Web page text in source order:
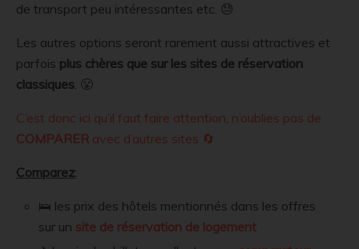
de transport peu intéressantes etc. 😓
Les autres options seront rarement aussi attractives et
parfois plus chères que sur les sites de réservation
classiques. 😤
C’est donc ici qu’il faut faire attention, n’oublies pas de
COMPARER avec d’autres sites 🔄
Comparez:
🛌 les prix des hôtels mentionnés dans les offres
sur un site de réservation de logement